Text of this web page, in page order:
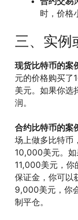
时，价格
三、实例
现货比特币的案
元的价格购买了
美元。如果你选
润。
合约比特币的案
场上做多比特币
10,000美元。
11,000美元，你
保证金，你可以
9,000美元，你
制平仓。